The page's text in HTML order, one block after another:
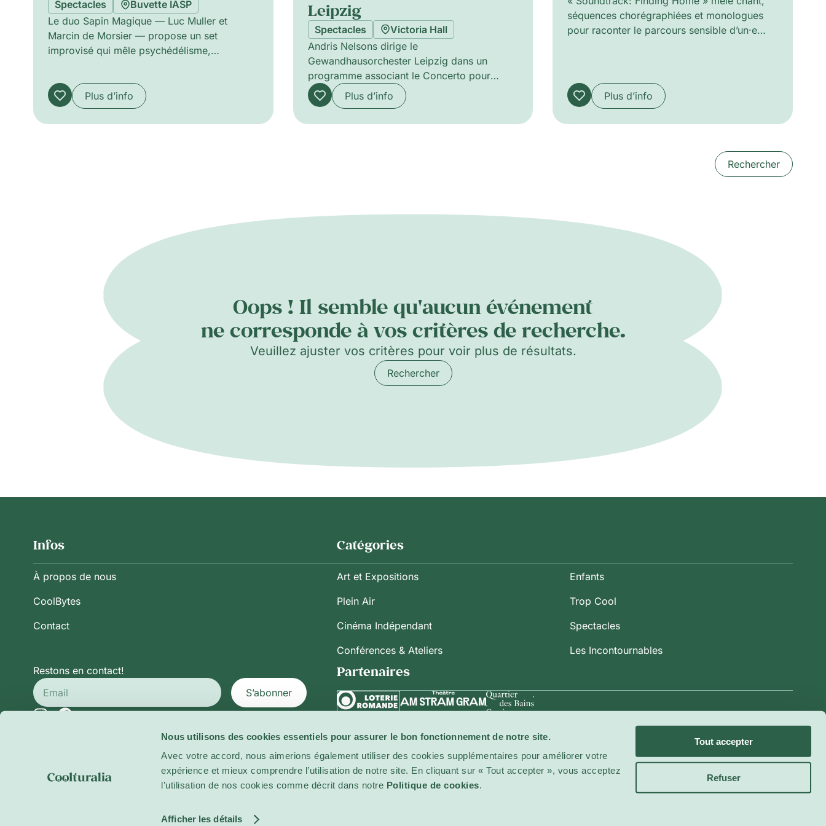
Nous utilisons des cookies essentiels pour assurer le bon fonctionnement de notre site.
Avec votre accord, nous aimerions également utiliser des cookies supplémentaires pour améliorer votre
expérience et mieux comprendre l’utilisation de notre site. En cliquant sur « Tout accepter », vous acceptez
l’utilisation de nos cookies comme décrit dans notre Politique de cookies.
Afficher les détails
Tout accepter
Refuser
Spectacles
Buvette IASP
Le duo Sapin Magique — Luc Muller et
Marcin de Morsier — propose un set
improvisé qui mêle psychédélisme,
la perception et retrouver une musique
première. Instruments ethniques, électriques
et électroniques — parfois défaillants —
côtoient jouets et objets de récupération,
Plus d’info
Leipzig
Spectacles
Victoria Hall
Andris Nelsons dirige le
Gewandhausorchester Leipzig dans un
programme associant le Concerto pour
violoncelle de Dvořák et la Symphonie n°1
de Brahms. Le soliste Gautier Capuçon
Plus d’info
séquences chorégraphiées et monologues
pour raconter le parcours sensible d’un·e
d’appartenance à travers textures vocales
intimes et tableaux dansés. La ville y prend
sculptent des atmosphères mouvantes, de la
désorientation à la construction de liens.
Plus d’info
Rechercher
Oops ! Il semble qu'aucun événement
ne corresponde à vos critères de recherche.
Veuillez ajuster vos critères pour voir plus de résultats.
Rechercher
Infos
À propos de nous
CoolBytes
Contact
Catégories
Art et Expositions
Plein Air
Cinéma Indépendant
Conférences & Ateliers
Enfants
Trop Cool
Spectacles
Les Incontournables
Restons en contact!
S’abonner
Conditions Générales d’Utilisation
Partenaires